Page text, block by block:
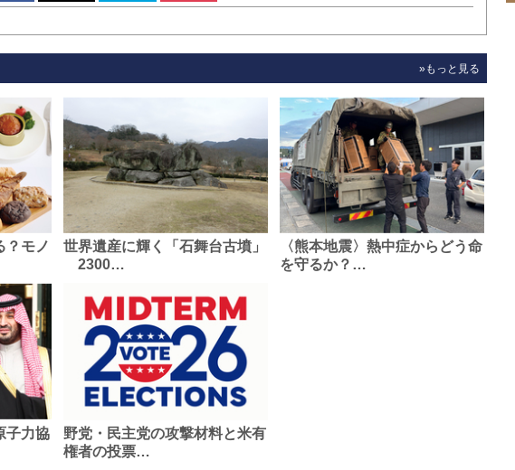
»もっと見る
？モノ
世界遺産に輝く「石舞台古墳」
2300…
〈熊本地震〉熱中症からどう命
を守るか？…
子力協
野党・民主党の攻撃材料と米有
権者の投票…